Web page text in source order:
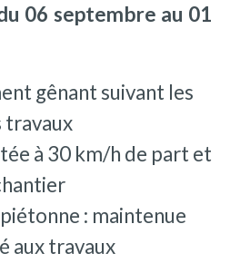
06 septembre au 01
gênant suivant les
travaux
à 30 km/h de part et
: maintenue
aux travaux